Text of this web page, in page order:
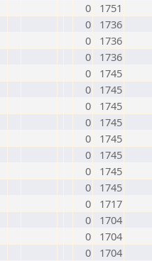
0
1751
0
1736
0
1736
0
1736
0
1745
0
1745
0
1745
0
1745
0
1745
0
1745
0
1745
0
1745
0
1717
0
1704
0
1704
0
1704